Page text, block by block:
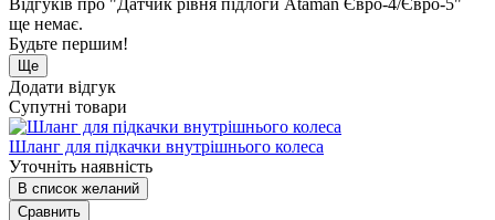
Відгуків про "Датчик рівня підлоги Ataman Євро-4/Євро-5"
ще немає.
Будьте першим!
Ще
Додати відгук
Супутні товари
Шланг для підкачки внутрішнього колеса
Уточніть наявність
В список желаний
Сравнить